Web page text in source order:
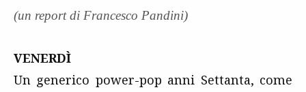
(un report di Francesco Pandini)
VENERDÌ
Un generico power-pop anni Settanta, come